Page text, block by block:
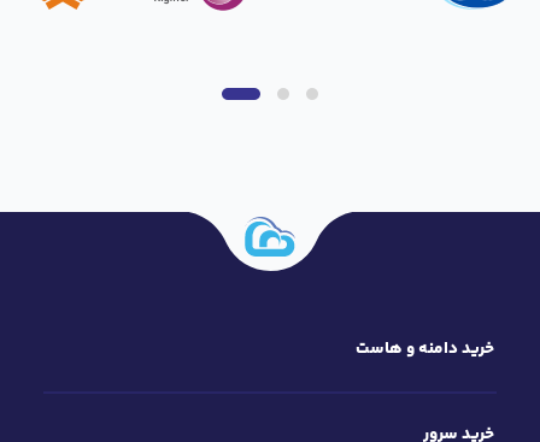
خرید دامنه و هاست
خرید سرور